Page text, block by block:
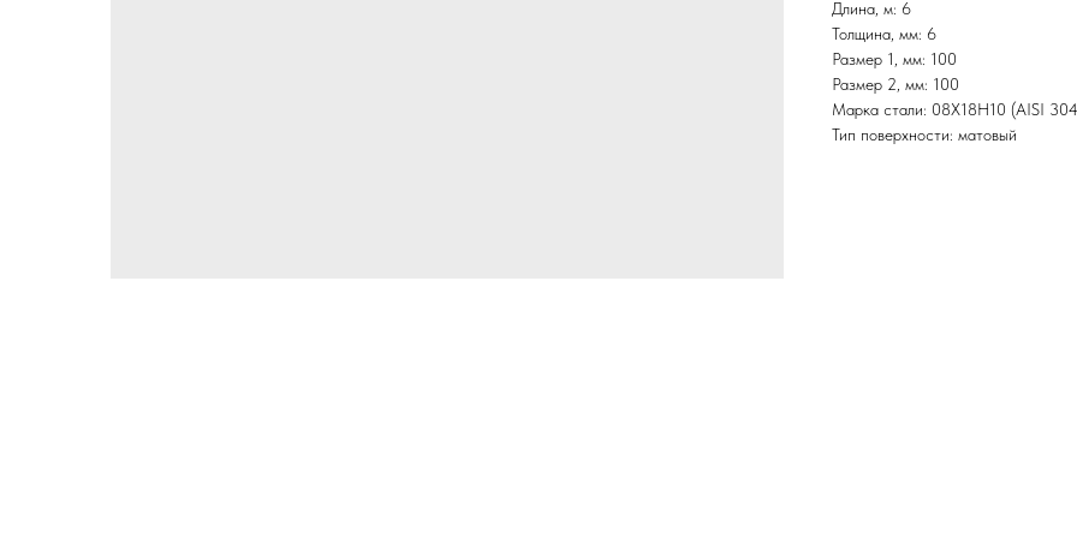
Длина, м: 6
Толщина, мм: 6
Размер 1, мм: 100
Размер 2, мм: 100
Марка стали: 08Х18Н10 (AISI
Тип поверхности: матовый